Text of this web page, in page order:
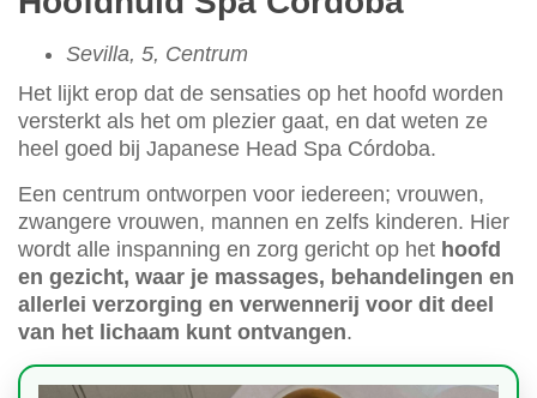
Sevilla, 5, Centrum
Het lijkt erop dat de sensaties op het hoofd worden
versterkt als het om plezier gaat, en dat weten ze
heel goed bij Japanese Head Spa Córdoba.
Een centrum ontworpen voor iedereen; vrouwen,
zwangere vrouwen, mannen en zelfs kinderen. Hier
wordt alle inspanning en zorg gericht op het hoofd
en gezicht, waar je massages, behandelingen en
allerlei verzorging en verwennerij voor dit deel
van het lichaam kunt ontvangen.